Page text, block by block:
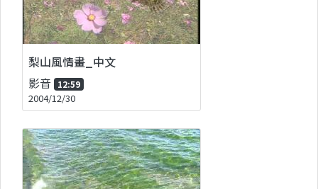
梨山風情畫_中文
影音 12:59
2004/12/30